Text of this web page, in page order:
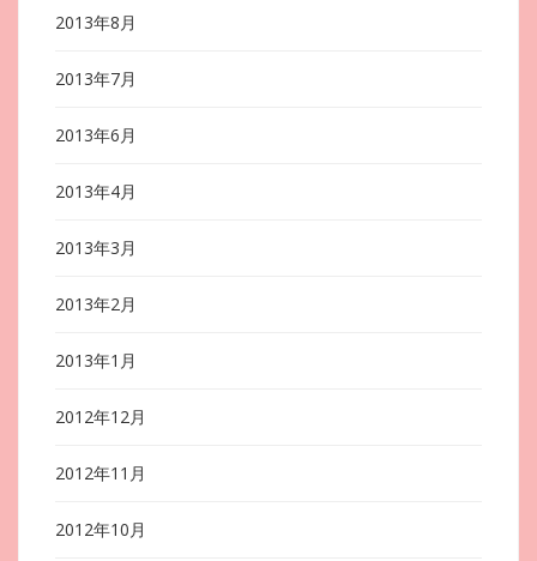
2013年8月
2013年7月
2013年6月
2013年4月
2013年3月
2013年2月
2013年1月
2012年12月
2012年11月
2012年10月